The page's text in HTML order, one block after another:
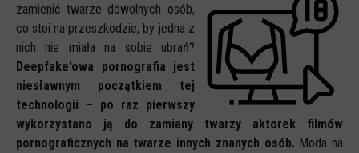
zamienić twarze dowolnych osób,
co stoi na przeszkodzie, by jedna z
nich nie miała na sobie ubrań?
Deepfake'owa pornografia jest
niesławnym początkiem tej
technologii – po raz pierwszy
wykorzystano ją do zamiany twarzy aktorek filmów
pornograficznych na twarze innych znanych osób. Moda na